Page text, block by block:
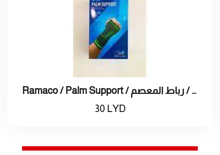
Ramaco / Palm Support / راماكو / رباط المعصم
30 LYD